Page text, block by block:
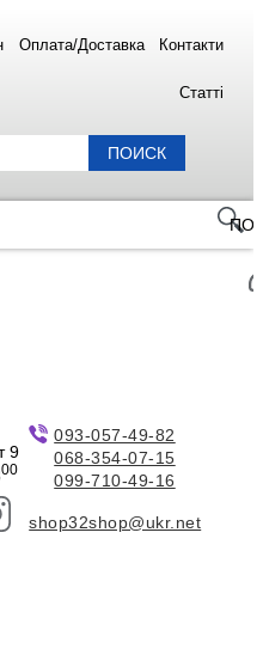
Оплата/Доставка Контакти
Статті
ПОИСК
9
00
093-057-49-82
068-354-07-15
099-710-49-16
shop32shop@ukr.net